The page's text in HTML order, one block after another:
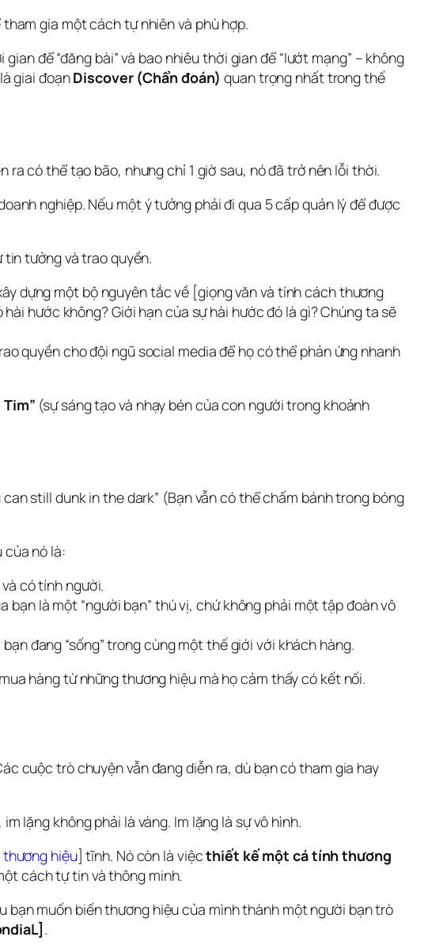
gia một cách tự nhiên và phù hợp.
để “đăng bài” và bao nhiêu thời gian để “lướt mạng” – không
giai đoạn Discover (Chẩn đoán) quan trọng nhất trong thế
có thể tạo bão, nhưng chỉ 1 giờ sau, nó đã trở nên lỗi thời.
nghiệp. Nếu một ý tưởng phải đi qua 5 cấp quản lý để được
tin tưởng và trao quyền.
dựng một bộ nguyên tắc về [giọng văn và tính cách thương
hước không? Giới hạn của sự hài hước đó là gì? Chúng ta sẽ
quyền cho đội ngũ social media để họ có thể phản ứng nhanh
Tim” (sự sáng tạo và nhạy bén của con người trong khoảnh
still dunk in the dark” (Bạn vẫn có thể chấm bánh trong bóng
nó là:
có tính người.
bạn là một “người bạn” thú vị, chứ không phải một tập đoàn vô
đang “sống” trong cùng một thế giới với khách hàng.
hàng từ những thương hiệu mà họ cảm thấy có kết nối.
cuộc trò chuyện vẫn đang diễn ra, dù bạn có tham gia hay
lặng không phải là vàng. Im lặng là sự vô hình.
hiệu] tĩnh. Nó còn là việc thiết kế một cá tính thương
cách tự tin và thông minh.
muốn biến thương hiệu của mình thành một người bạn trò
.